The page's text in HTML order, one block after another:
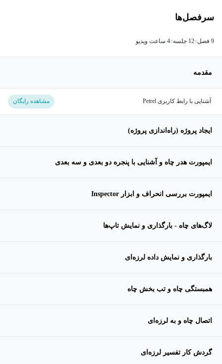
سرفصل‌ها
9 فصل 12 جلسه 4 ساعت ویدیو
مقدمه
آشنایی با رابط کاربری Petrel مشاهده رایگان
ایجاد پروژه (راه‌اندازی پروژه)
ایمپورت هدر چاه و آشنایی با پنجره دو بعدی و سه بعدی
ایمپورت بررسی انحراف و ابزار Inspector
لاگ‌های چاه - بارگذاری و نمایش تاپ‌ها
بارگذاری و نمایش داده لرزه‌ای
همبستگی چاه و تب بخش چاه
اتصال چاه و به لرزه‌ای
گردش کار تفسیر لرزه‌ای